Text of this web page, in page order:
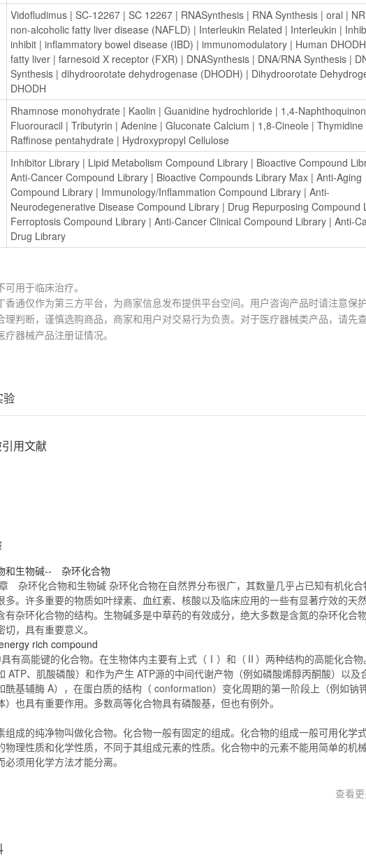
Vidofludimus | SC-12267 | SC 12267 | RNASynthesis | RNA Synthesis | oral |
non-alcoholic fatty liver disease (NAFLD) | Interleukin Related | Interleukin |
inhibit | inflammatory bowel disease (IBD) | immunomodulatory | Human DHODH
fatty liver | farnesoid X receptor (FXR) | DNASynthesis | DNA/RNA Synthesis |
Synthesis | dihydroorotate dehydrogenase (DHODH) | Dihydroorotate
DHODH
Rhamnose monohydrate | Kaolin | Guanidine hydrochloride | 1,4-
Fluorouracil | Tributyrin | Adenine | Gluconate Calcium | 1,8-Cineole | Thymidine
Raffinose pentahydrate | Hydroxypropyl Cellulose
Inhibitor Library | Lipid Metabolism Compound Library | Bioactive Compound
Anti-Cancer Compound Library | Bioactive Compounds Library Max | Anti-Aging
Compound Library | Immunology/Inflammation Compound Library | Anti-
Neurodegenerative Disease Compound Library | Drug Repurposing Compound
Ferroptosis Compound Library | Anti-Cancer Clinical Compound Library | Anti-
Drug Library
用于临床治疗。
香通仅作为第三方平台，为商家信息发布提供平台空间。用户咨询产品时请注意保
理判断，谨慎选购商品，商家和用户对交易行为负责。对于医疗器械类产品，请先
器械产品注册证情况。
验
用文献
和生物碱-- 杂环化合物
章 杂环化合物和生物碱 杂环化合物在自然界分布很广，其数量几乎占已知有机化合
多。许多重要的物质如叶绿素、血红素、核酸以及临床应用的一些有显著疗效的天
有杂环化合物的结构。生物碱多是中草药的有效成分，绝大多数是含氮的杂环化合
，具有重要意义。
rich compound
高能键的化合物。在生物体内主要有上式（Ⅰ）和（Ⅱ）两种结构的高能化合物
ATP、肌酸磷酸）和作为产生 ATP源的中间代谢产物（例如磷酸烯醇丙酮酸）以及
酰基辅酶 A），在蛋白质的结构（ conformation）变化周期的第一阶段上（例如钠
）也具有重要作用。多数高等化合物具有磷酸基，但也有例外。
组成的纯净物叫做化合物。 化合物一般有固定的组成。 化合物的组成一般可用化学式
物理性质和化学性质，不同于其组成元素的性质。 化合物中的元素不能用简单的机
必须用化学方法才能分离。
查看